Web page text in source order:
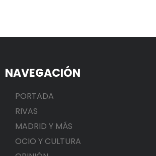
NAVEGACIÓN
PORTADA
RIVAS
MADRID Y MÁS
OCIO Y CULTURA